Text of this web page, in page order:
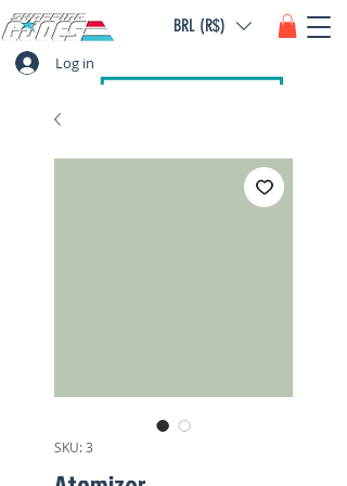
Log in
BRL (R$)
SKU: 3